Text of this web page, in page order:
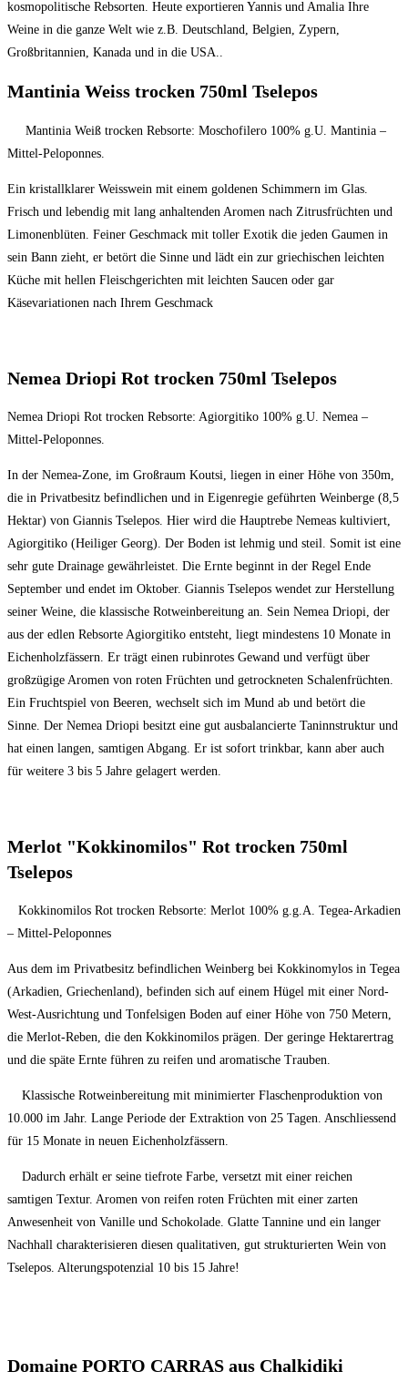
kosmopolitische Rebsorten. Heute exportieren Yannis und Amalia Ihre
Weine in die ganze Welt wie z.B. Deutschland, Belgien, Zypern,
Großbritannien, Kanada und in die USA..
Mantinia Weiss trocken 750ml Tselepos
Mantinia Weiß trocken Rebsorte: Moschofilero 100% g.U. Mantinia –
Mittel-Peloponnes.
Ein kristallklarer Weisswein mit einem goldenen Schimmern im Glas.
Frisch und lebendig mit lang anhaltenden Aromen nach Zitrusfrüchten und
Limonenblüten. Feiner Geschmack mit toller Exotik die jeden Gaumen in
sein Bann zieht, er betört die Sinne und lädt ein zur griechischen leichten
Küche mit hellen Fleischgerichten mit leichten Saucen oder gar
Käsevariationen nach Ihrem Geschmack
Nemea Driopi Rot trocken 750ml Tselepos
Nemea Driopi Rot trocken Rebsorte: Agiorgitiko 100% g.U. Nemea –
Mittel-Peloponnes.
In der Nemea-Zone, im Großraum Koutsi, liegen in einer Höhe von 350m,
die in Privatbesitz befindlichen und in Eigenregie geführten Weinberge (8,5
Hektar) von Giannis Tselepos. Hier wird die Hauptrebe Nemeas kultiviert,
Agiorgitiko (Heiliger Georg). Der Boden ist lehmig und steil. Somit ist eine
sehr gute Drainage gewährleistet. Die Ernte beginnt in der Regel Ende
September und endet im Oktober. Giannis Tselepos wendet zur Herstellung
seiner Weine, die klassische Rotweinbereitung an. Sein Nemea Driopi, der
aus der edlen Rebsorte Agiorgitiko entsteht, liegt mindestens 10 Monate in
Eichenholzfässern. Er trägt einen rubinrotes Gewand und verfügt über
großzügige Aromen von roten Früchten und getrockneten Schalenfrüchten.
Ein Fruchtspiel von Beeren, wechselt sich im Mund ab und betört die
Sinne. Der Nemea Driopi besitzt eine gut ausbalancierte Taninnstruktur und
hat einen langen, samtigen Abgang. Er ist sofort trinkbar, kann aber auch
für weitere 3 bis 5 Jahre gelagert werden.
Merlot "Kokkinomilos" Rot trocken 750ml
Tselepos
Kokkinomilos Rot trocken Rebsorte: Merlot 100% g.g.A. Tegea-Arkadien
– Mittel-Peloponnes
Aus dem im Privatbesitz befindlichen Weinberg bei Kokkinomylos in Tegea
(Arkadien, Griechenland), befinden sich auf einem Hügel mit einer Nord-
West-Ausrichtung und Tonfelsigen Boden auf einer Höhe von 750 Metern,
die Merlot-Reben, die den Kokkinomilos prägen. Der geringe Hektarertrag
und die späte Ernte führen zu reifen und aromatische Trauben.
Klassische Rotweinbereitung mit minimierter Flaschenproduktion von
10.000 im Jahr. Lange Periode der Extraktion von 25 Tagen. Anschliessend
für 15 Monate in neuen Eichenholzfässern.
Dadurch erhält er seine tiefrote Farbe, versetzt mit einer reichen
samtigen Textur. Aromen von reifen roten Früchten mit einer zarten
Anwesenheit von Vanille und Schokolade. Glatte Tannine und ein langer
Nachhall charakterisieren diesen qualitativen, gut strukturierten Wein von
Tselepos. Alterungspotenzial 10 bis 15 Jahre!
Domaine PORTO CARRAS aus Chalkidiki